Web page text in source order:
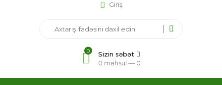
Giriş
0
Sizin səbət
0 məhsul — 0